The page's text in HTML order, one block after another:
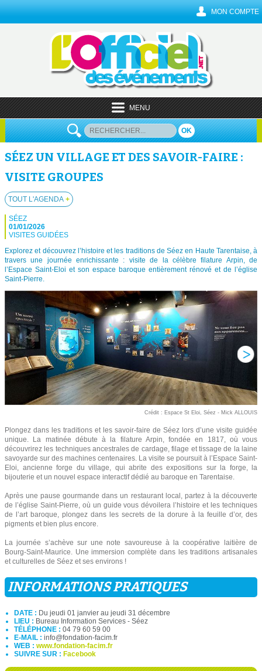
MON COMPTE
MENU
OK
SÉEZ UN VILLAGE ET DES SAVOIR-FAIRE :
VISITE GROUPES
TOUT L'AGENDA +
SÉEZ
01/01/2026
VISITES GUIDÉES
Explorez et découvrez l’histoire et les traditions de Séez en Haute Tarentaise, à
travers une journée enrichissante : visite de la célèbre filature Arpin, de
l’Espace Saint-Eloi et son espace baroque entièrement rénové et de l’église
Saint-Pierre.
Crédit : Espace St Eloi, Séez - Mick ALLOUIS
Plongez dans les traditions et les savoir-faire de Séez lors d’une visite guidée
unique. La matinée débute à la filature Arpin, fondée en 1817, où vous
découvrirez les techniques ancestrales de cardage, filage et tissage de la laine
savoyarde sur des machines centenaires. La visite se poursuit à l’Espace Saint-
Eloi, ancienne forge du village, qui abrite des expositions sur la forge, la
bijouterie et un nouvel espace interactif dédié au baroque en Tarentaise.
Après une pause gourmande dans un restaurant local, partez à la découverte
de l’église Saint-Pierre, où un guide vous dévoilera l’histoire et les techniques
de l’art baroque, plongez dans les secrets de la dorure à la feuille d’or, des
pigments et bien plus encore.
La journée s’achève sur une note savoureuse à la coopérative laitière de
Bourg-Saint-Maurice. Une immersion complète dans les traditions artisanales
et culturelles de Séez et ses environs !
INFORMATIONS PRATIQUES
DATE : Du jeudi 01 janvier au jeudi 31 décembre
LIEU : Bureau Information Services - Séez
TÉLÉPHONE : 04 79 60 59 00
E-MAIL : info@fondation-facim.fr
WEB : www.fondation-facim.fr
SUIVRE SUR : Facebook